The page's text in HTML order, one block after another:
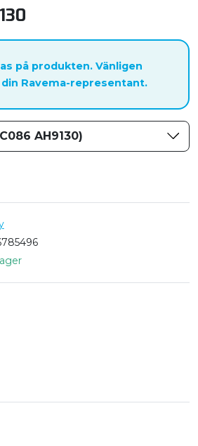
på produkten. Vänligen
Ravema-representant.
AH9130)